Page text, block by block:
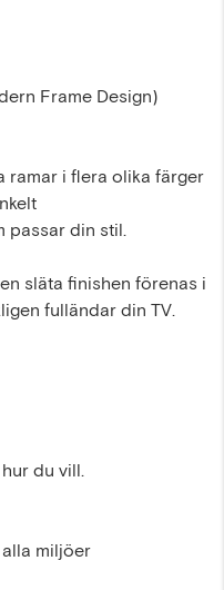
Frame Design)
ramar i flera olika färger
passar din stil.
släta finishen förenas i
fulländar din TV.
du vill.
miljöer